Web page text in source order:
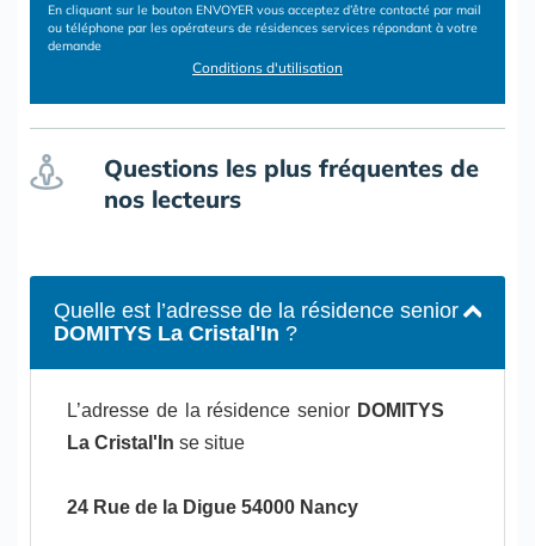
En cliquant sur le bouton ENVOYER vous acceptez d’être contacté par mail
ou téléphone par les opérateurs de résidences services répondant à votre
demande
Conditions d'utilisation
Questions les plus fréquentes de
nos lecteurs
Quelle est l’adresse de la résidence senior
DOMITYS La Cristal'In ?
L’adresse de la résidence senior DOMITYS
La Cristal'In se situe
24 Rue de la Digue 54000 Nancy